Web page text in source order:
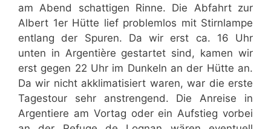
am Abend schattigen Rinne. Die Abfahrt zur
Albert 1er Hütte lief problemlos mit Stirnlampe
entlang der Spuren. Da wir erst ca. 16 Uhr
unten in Argentière gestartet sind, kamen wir
erst gegen 22 Uhr im Dunkeln an der Hütte an.
Da wir nicht akklimatisiert waren, war die erste
Tagestour sehr anstrengend. Die Anreise in
Argentiere am Vortag oder ein Aufstieg vorbei